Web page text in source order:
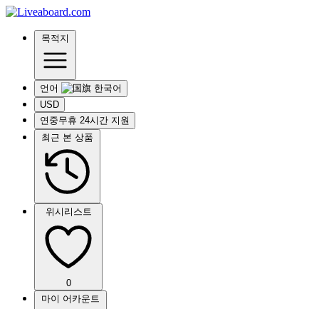
목적지
언어
USD
연중무휴 24시간 지원
최근 본 상품
위시리스트
0
마이 어카운트